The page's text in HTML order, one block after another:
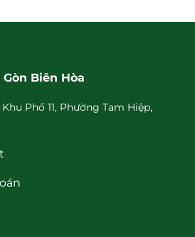
Biên Hòa
Phố 11, Phường Tam Hiệp,